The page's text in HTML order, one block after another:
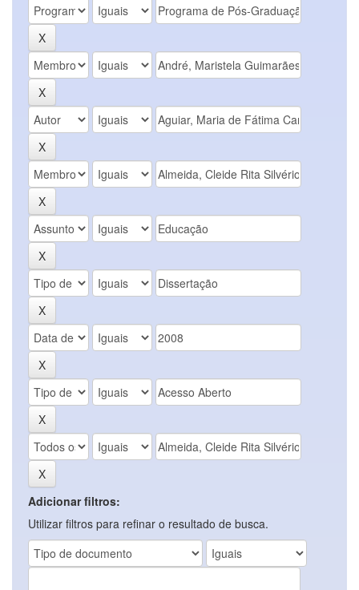
Adicionar filtros:
Utilizar filtros para refinar o resultado de busca.